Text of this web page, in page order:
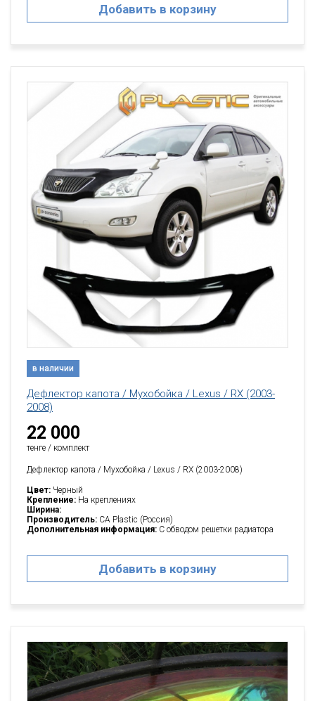
Добавить в корзину
в наличии
Дефлектор капота / Мухобойка / Lexus / RX (2003-
2008)
22 000
тенге / комплект
Дефлектор капота / Мухобойка / Lexus / RX (2003-2008)
Цвет: Черный
Крепление: На креплениях
Ширина:
Производитель: CA Plastic (Россия)
Дополнительная информация: С обводом решетки радиатора
Добавить в корзину